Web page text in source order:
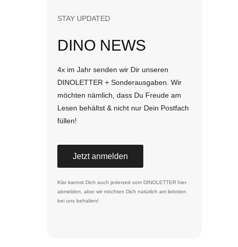
STAY UPDATED
DINO NEWS
4x im Jahr senden wir Dir unseren
DINOLETTER + Sonderausgaben. Wir
möchten nämlich, dass Du Freude am
Lesen behältst & nicht nur Dein Postfach
füllen!
Jetzt anmelden
Klar kannst Dich auch jederzeit vom DINOLETTER hier
abmelden, aber wir möchten Dich natürlich am liebsten
bei uns behalten!